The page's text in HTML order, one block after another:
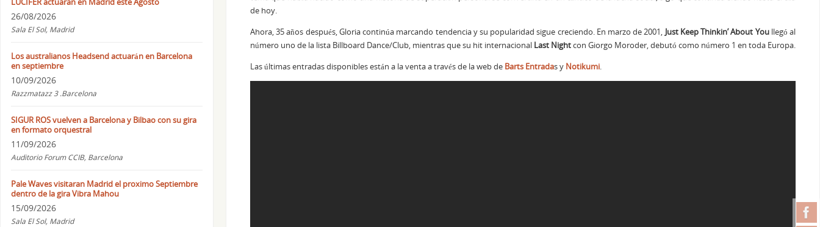
de hoy.
Ahora, 35 años después, Gloria continúa marcando tendencia y su popularidad sigue creciendo. En marzo de 2001, Just Keep Thinkin’ About Youllegó al
número uno de la lista Billboard Dance/Club, mientras que su hit internacional Last Nightcon Giorgo Moroder, debutó como número 1 en toda Europa.
Las últimas entradas disponibles están a la venta a través de la web de Barts Entradas y Notikumi.
26/08/2026
Sala El Sol, Madrid
Los australianos Headsend actuarán en Barcelona
en septiembre
10/09/2026
Razzmatazz 3 .Barcelona
SIGUR ROS vuelven a Barcelona y Bilbao con su gira
en formato orquestral
11/09/2026
Auditorio Forum CCIB, Barcelona
Pale Waves visitaran Madrid el proximo Septiembre
dentro de la gira Vibra Mahou
15/09/2026
Sala El Sol, Madrid